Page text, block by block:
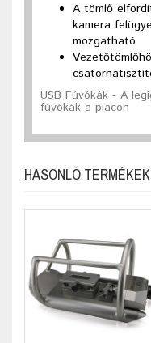
A tömlő
kamera
mozgatható
USB Fúvókák - A
fúvókák a piacon
HASONLÓ TERMÉKEK